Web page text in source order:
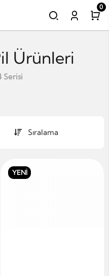
0
Ürünleri
Serisi
Sıralama
YENİ